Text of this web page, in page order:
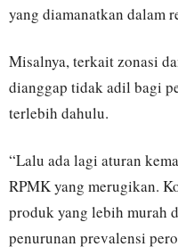
yang diamanatkan dalam
Misalnya, terkait zonasi
dianggap tidak adil bagi
terlebih dahulu.
“Lalu ada lagi aturan
RPMK yang merugikan.
produk yang lebih murah
penurunan prevalensi